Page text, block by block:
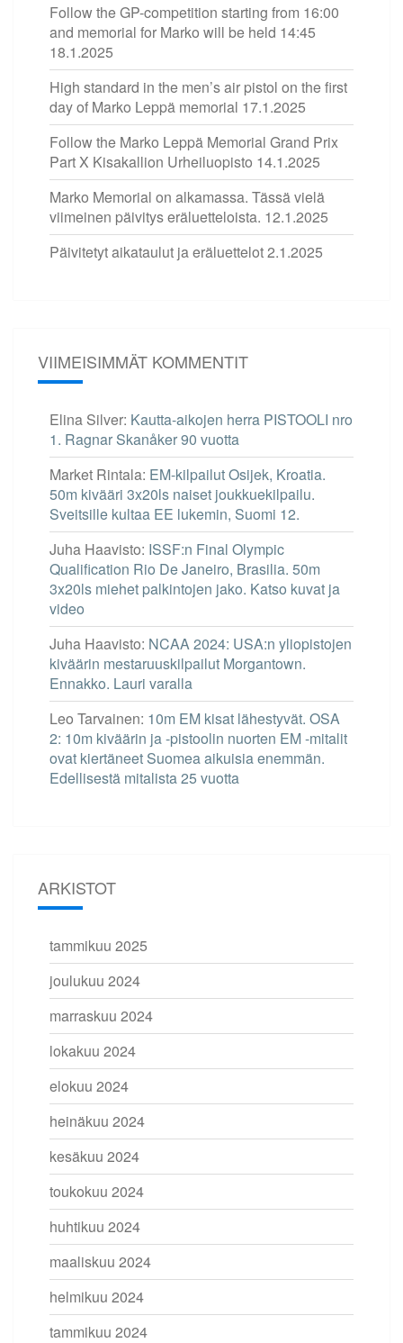
Follow the GP-competition starting from 16:00
and memorial for Marko will be held 14:45
18.1.2025
High standard in the men’s air pistol on the first
day of Marko Leppä memorial 17.1.2025
Follow the Marko Leppä Memorial Grand Prix
Part X Kisakallion Urheiluopisto 14.1.2025
Marko Memorial on alkamassa. Tässä vielä
viimeinen päivitys eräluetteloista. 12.1.2025
Päivitetyt aikataulut ja eräluettelot2.1.2025
VIIMEISIMMÄT KOMMENTIT
Elina Silver: Kautta-aikojen herra PISTOOLI nro
1. Ragnar Skanåker 90 vuotta
Market Rintala: EM-kilpailut Osijek, Kroatia.
50m kivääri 3x20ls naiset joukkuekilpailu.
Sveitsille kultaa EE lukemin, Suomi 12.
Juha Haavisto: ISSF:n Final Olympic
Qualification Rio De Janeiro, Brasilia. 50m
3x20ls miehet palkintojen jako. Katso kuvat ja
video
Juha Haavisto: NCAA 2024: USA:n yliopistojen
kiväärin mestaruuskilpailut Morgantown.
Ennakko. Lauri varalla
Leo Tarvainen: 10m EM kisat lähestyvät. OSA
2: 10m kiväärin ja -pistoolin nuorten EM -mitalit
ovat kiertäneet Suomea aikuisia enemmän.
Edellisestä mitalista 25 vuotta
ARKISTOT
tammikuu 2025
joulukuu 2024
marraskuu 2024
lokakuu 2024
elokuu 2024
heinäkuu 2024
kesäkuu 2024
toukokuu 2024
huhtikuu 2024
maaliskuu 2024
helmikuu 2024
tammikuu 2024